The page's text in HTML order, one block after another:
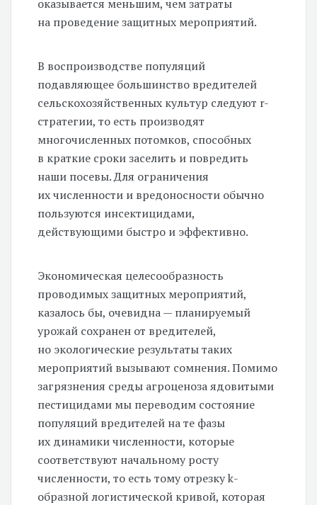
оказывается меньшим, чем затраты
на проведение защитных мероприятий.
В воспроизводстве популяций
подавляющее большинство вредителей
сельскохозяйственных культур следуют r-
стратегии, то есть производят
многочисленных потомков, способных
в краткие сроки заселить и повредить
наши посевы. Для ограничения
их численности и вредоносности обычно
пользуются инсектицидами,
действующими быстро и эффективно.
Экономическая целесообразность
проводимых защитных мероприятий,
казалось бы, очевидна — планируемый
урожай сохранен от вредителей,
но экологические результаты таких
мероприятий вызывают сомнения. Помимо
загрязнения среды агроценоза ядовитыми
пестицидами мы переводим состояние
популяций вредителей на те фазы
их динамики численности, которые
соответствуют начальному росту
численности, то есть тому отрезку k-
образной логистической кривой, которая